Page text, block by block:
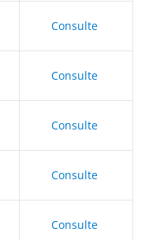
Consulte
Consulte
Consulte
Consulte
Consulte